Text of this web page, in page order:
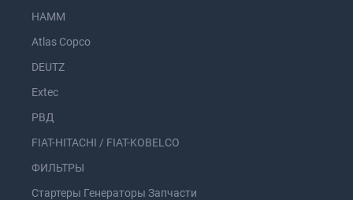
HAMM
Atlas Copco
DEUTZ
Extec
РВД
FIAT-HITACHI / FIAT-KOBELCO
ФИЛЬТРЫ
Стартеры Генераторы Запчасти